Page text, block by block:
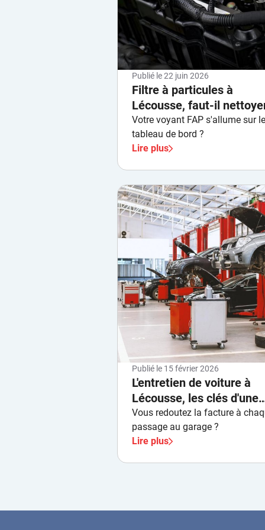
Publié le22 juin 2026
Filtre à particules à
Lécousse, faut-il
ou remplacer ?
Votre voyant FAP s'allume sur le
tableau de bord ?
Lire plus
Publié le 15 février 2026
L'entretien de voiture à
Lécousse, les clés d'une
maintenance
Vous redoutez la facture à
passage au garage ?
Lire plus